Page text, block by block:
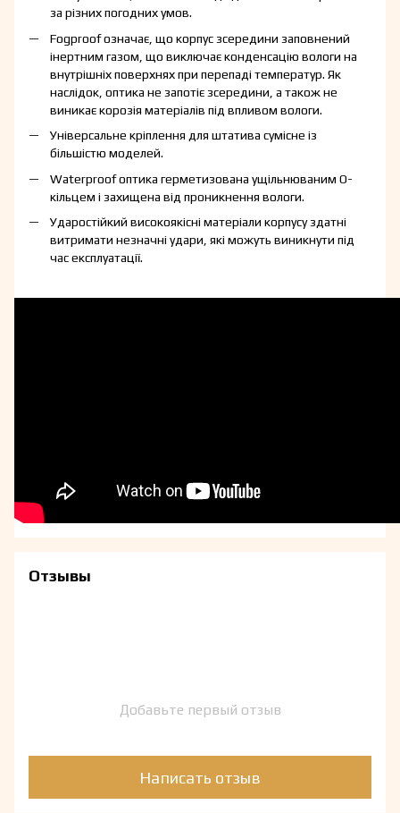
за різних погодних умов.
Fogproof означає, що корпус зсередини заповнений
інертним газом, що виключає конденсацію вологи на
внутрішніх поверхнях при перепаді температур. Як
наслідок, оптика не запотіє зсередини, а також не
виникає корозія матеріалів під впливом вологи.
Універсальне кріплення для штатива сумісне із
більшістю моделей.
Waterproof оптика герметизована ущільнюваним О-
кільцем і захищена від проникнення вологи.
Ударостійкий високоякісні матеріали корпусу здатні
витримати незначні удари, які можуть виникнути під
час експлуатації.
Отзывы
Добавьте первый отзыв
Написать отзыв